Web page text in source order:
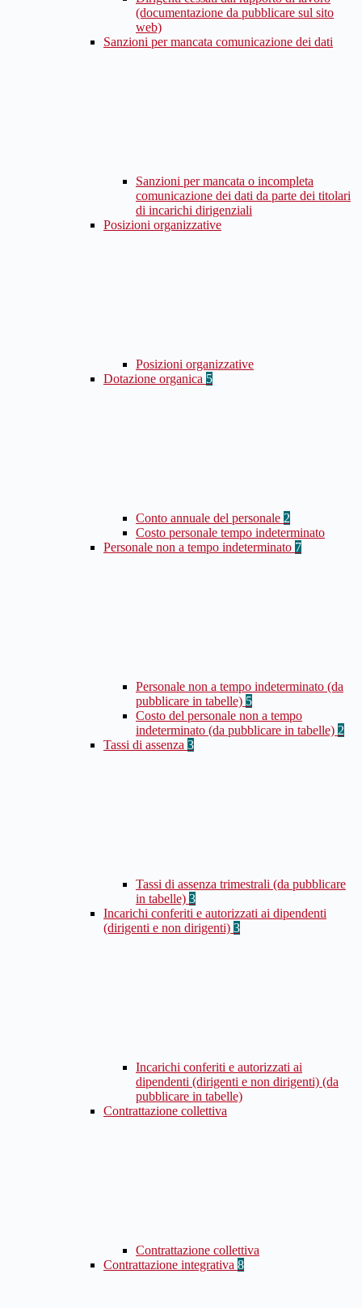
(documentazione da pubblicare sul sito
web)
Sanzioni per mancata comunicazione dei dati
Sanzioni per mancata o incompleta
comunicazione dei dati da parte dei titolari
di incarichi dirigenziali
Posizioni organizzative
Posizioni organizzative
Dotazione organica 5
Conto annuale del personale 2
Costo personale tempo indeterminato
Personale non a tempo indeterminato 7
Personale non a tempo indeterminato (da
pubblicare in tabelle) 5
Costo del personale non a tempo
indeterminato (da pubblicare in tabelle) 2
Tassi di assenza 3
Tassi di assenza trimestrali (da pubblicare
in tabelle) 3
Incarichi conferiti e autorizzati ai dipendenti
(dirigenti e non dirigenti) 3
Incarichi conferiti e autorizzati ai
dipendenti (dirigenti e non dirigenti) (da
pubblicare in tabelle)
Contrattazione collettiva
Contrattazione collettiva
Contrattazione integrativa 8